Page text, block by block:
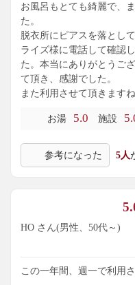
お風呂もとても綺麗で、
た。
脱衣所にピアスを落とし
ライズ様に電話して確認
た。本当にありがとうご
て頂き、感謝でした。
また利用させて頂きますね
お湯 5.0 施設
参考になった 5人
HO さん(男性、50代～)
この一年間、週一で利用